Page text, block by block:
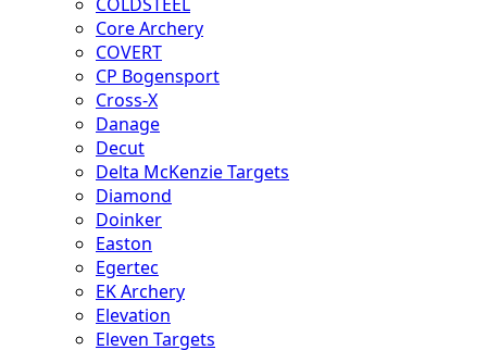
Core Archery
COVERT
CP Bogensport
Cross-X
Danage
Decut
Delta McKenzie Targets
Diamond
Doinker
Easton
Egertec
EK Archery
Elevation
Eleven Targets